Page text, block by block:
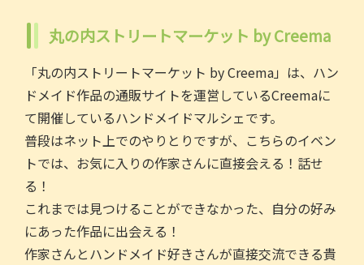
丸の内ストリートマーケット by Creema
「丸の内ストリートマーケット by Creema」は、ハン
ドメイド作品の通販サイトを運営しているCreemaに
て開催しているハンドメイドマルシェです。
普段はネット上でのやりとりですが、こちらのイベン
トでは、お気に入りの作家さんに直接会える！話せ
る！
これまでは見つけることができなかった、自分の好み
にあった作品に出会える！
作家さんとハンドメイド好きさんが直接交流できる貴